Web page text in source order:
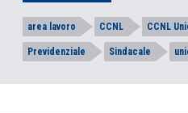
area lavoro CCNL CCNL
Previdenziale Sindacale